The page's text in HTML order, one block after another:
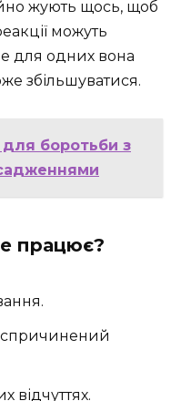
жують щось, щоб
можуть
для одних вона
збільшуватися.
боротьби з
працює?
відчуттях.